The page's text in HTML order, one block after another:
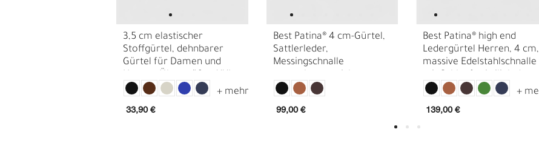
3,5 cm elastischer
Stoffgürtel, dehnbarer
Gürtel für Damen und
Gürtel
33,90 €
Best Patina® 4 cm-Gürtel,
Sattlerleder,
Messingschnalle
reflektierend
99,00 €
Best Patina® high end
Ledergürtel Herren, 4 cm,
massive Edelstahlschnalle
139,00 €